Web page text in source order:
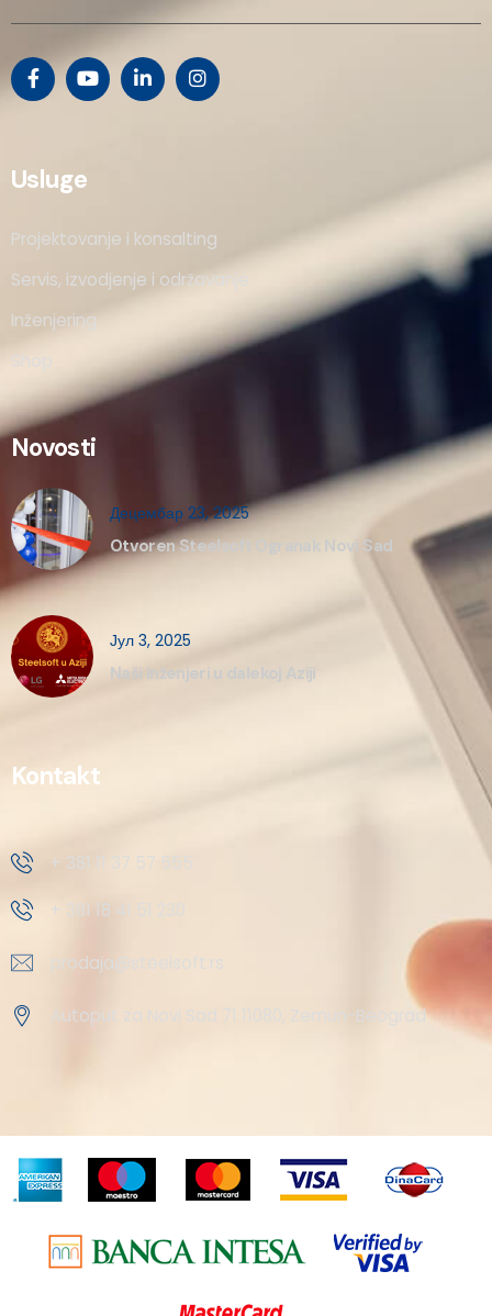
Usluge
Projektovanje i konsalting
Servis, izvodjenje i održavanje
Inženjering
Shop
Novosti
Децембар 23, 2025
Otvoren Steelsoft Ogranak Novi Sad
Јул 3, 2025
Naši inženjeri u dalekoj Aziji
Kontakt
+ 381 11 37 57 555
+ 381 18 41 51 230
prodaja@steelsoft.rs
Autoput za Novi Sad 71 11080, Zemun-Beograd